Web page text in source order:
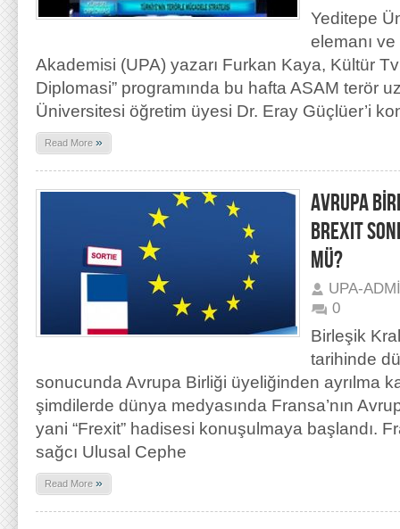
Yeditepe
elemanı
Akademisi (UPA) yazarı Furkan Kaya, Kültür
Diplomasi” programında bu hafta ASAM terör
Üniversitesi öğretim üyesi Dr. Eray Güçlüer’i
Read More »
AVRUPA
BREXIT
MÜ?
UPA-
0
Birleşik
tarihinde
sonucunda Avrupa Birliği üyeliğinden ayrılma
şimdilerde dünya medyasında Fransa’nın
yani “Frexit” hadisesi konuşulmaya başlandı.
sağcı Ulusal Cephe
Read More »